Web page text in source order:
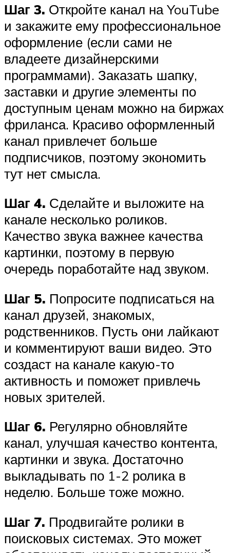
Шаг 3. Откройте канал на YouTube
и закажите ему профессиональное
оформление (если сами не
владеете дизайнерскими
программами). Заказать шапку,
заставки и другие элементы по
доступным ценам можно на биржах
фриланса. Красиво оформленный
канал привлечет больше
подписчиков, поэтому экономить
тут нет смысла.
Шаг 4. Сделайте и выложите на
канале несколько роликов.
Качество звука важнее качества
картинки, поэтому в первую
очередь поработайте над звуком.
Шаг 5. Попросите подписаться на
канал друзей, знакомых,
родственников. Пусть они лайкают
и комментируют ваши видео. Это
создаст на канале какую-то
активность и поможет привлечь
новых зрителей.
Шаг 6. Регулярно обновляйте
канал, улучшая качество контента,
картинки и звука. Достаточно
выкладывать по 1-2 ролика в
неделю. Больше тоже можно.
Шаг 7. Продвигайте ролики в
поисковых системах. Это может